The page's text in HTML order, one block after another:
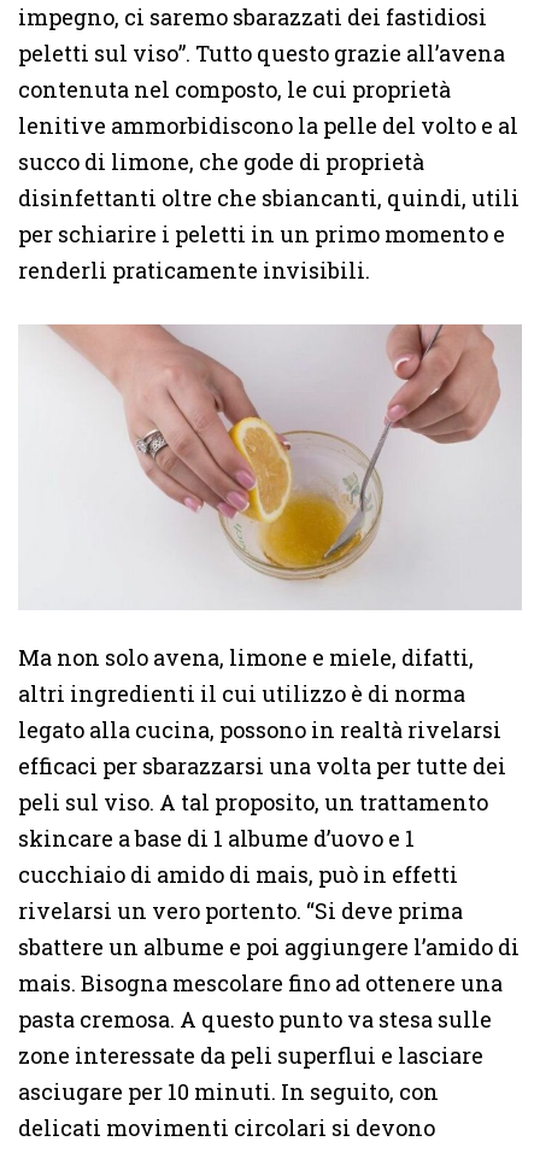
impegno, ci saremo sbarazzati dei fastidiosi
peletti sul viso”. Tutto questo grazie all’avena
contenuta nel composto, le cui proprietà
lenitive ammorbidiscono la pelle del volto e al
succo di limone, che gode di proprietà
disinfettanti oltre che sbiancanti, quindi, utili
per schiarire i peletti in un primo momento e
renderli praticamente invisibili.
Ma non solo avena, limone e miele, difatti,
altri ingredienti il cui utilizzo è di norma
legato alla cucina, possono in realtà rivelarsi
efficaci per sbarazzarsi una volta per tutte dei
peli sul viso. A tal proposito, un trattamento
skincare a base di 1 albume d’uovo e 1
cucchiaio di amido di mais, può in effetti
rivelarsi un vero portento. “Si deve prima
sbattere un albume e poi aggiungere l’amido di
mais. Bisogna mescolare fino ad ottenere una
pasta cremosa. A questo punto va stesa sulle
zone interessate da peli superflui e lasciare
asciugare per 10 minuti. In seguito, con
delicati movimenti circolari si devono